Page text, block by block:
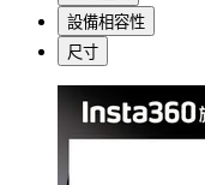
設備相容性
尺寸